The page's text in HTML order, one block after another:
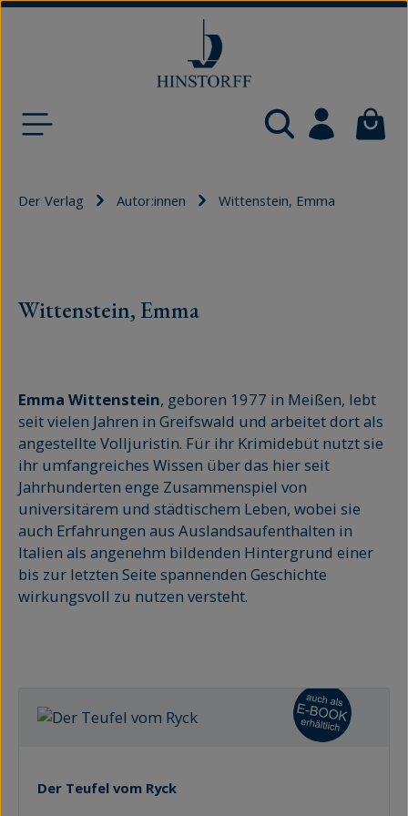
Der Verlag Autor:innen Wittenstein, Emma
Wittenstein, Emma
Emma Wittenstein, geboren 1977 in Meißen, lebt
seit vielen Jahren in Greifswald und arbeitet dort als
angestellte Volljuristin. Für ihr Krimidebüt nutzt sie
ihr umfangreiches Wissen über das hier seit
Jahrhunderten enge Zusammenspiel von
universitärem und städtischem Leben, wobei sie
auch Erfahrungen aus Auslandsaufenthalten in
Italien als angenehm bildenden Hintergrund einer
bis zur letzten Seite spannenden Geschichte
wirkungsvoll zu nutzen versteht.
Der Teufel vom Ryck